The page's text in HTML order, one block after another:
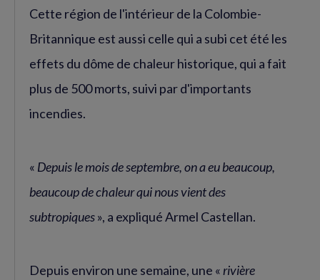
Cette région de l'intérieur de la Colombie-
Britannique est aussi celle qui a subi cet été les
effets du dôme de chaleur historique, qui a fait
plus de 500 morts, suivi par d'importants
incendies.
« Depuis le mois de septembre, on a eu beaucoup,
beaucoup de chaleur qui nous vient des
subtropiques», a expliqué Armel Castellan.
Depuis environ une semaine, une «rivière